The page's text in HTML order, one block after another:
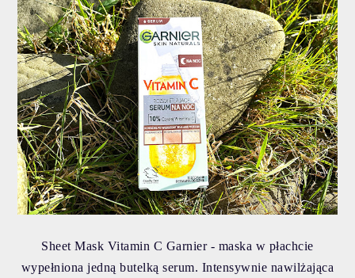
Sheet Mask Vitamin C Garnier - maska w płachcie
wypełniona jedną butelką serum. Intensywnie nawilżająca